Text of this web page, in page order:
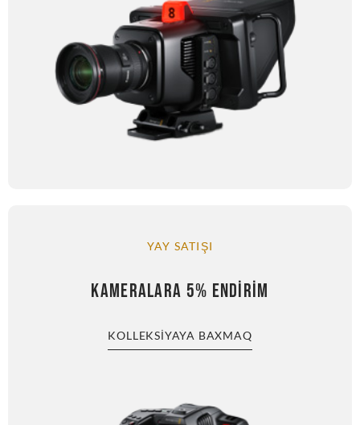
YAY SATIŞI
KAMERALARA 5% ENDIRIM
KOLLEKSIYAYA BAXMAQ